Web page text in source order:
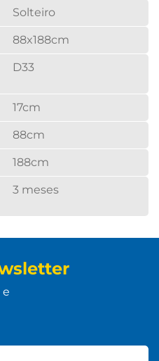
Solteiro
88x188cm
D33
17cm
88cm
188cm
3 meses
e